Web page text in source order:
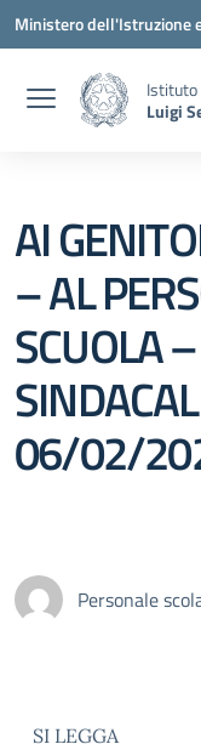
Vai ai contenuti
Vai al menu di navigazione
Vai al footer
Ministero dell'Istruzione
Istituto
Luigi
AI
– AL
SCUOLA
06/02/
Personale
SI LEGGA